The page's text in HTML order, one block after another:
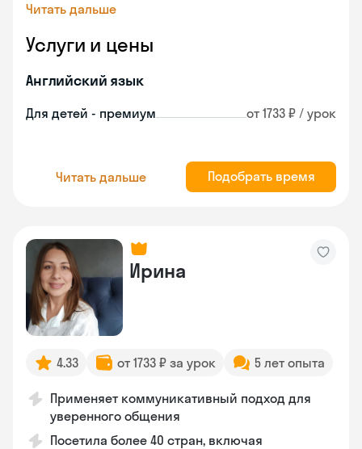
Читать дальше
Услуги и цены
Английский язык
Для детей - премиум от 1733 ₽ / урок
Читать дальше Подобрать время
Ирина
4.33 от 1733 ₽ за урок 5 лет опыта
Применяет коммуникативный подход для
уверенного общения
Посетила более 40 стран, включая